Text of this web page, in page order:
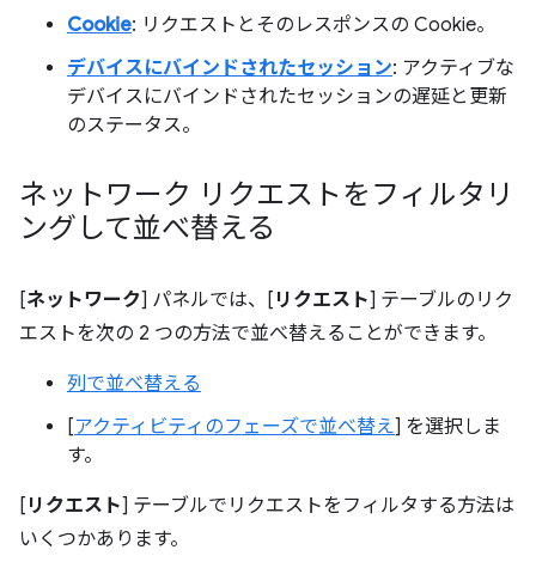
Cookie: リクエストとそのレスポンスの Cookie。
デバイスにバインドされたセッション: アクティブな
デバイスにバインドされたセッションの遅延と更新
のステータス。
ネットワーク リクエストをフィルタリ
ングして並べ替える
[ネットワーク] パネルでは、[ リクエスト] テーブルのリク
エストを次の 2 つの方法で並べ替えることができます。
列で並べ替える
[アクティビティのフェーズで並べ替え] を選択しま
す。
[ リクエスト] テーブルでリクエストをフィルタする方法は
いくつかあります。